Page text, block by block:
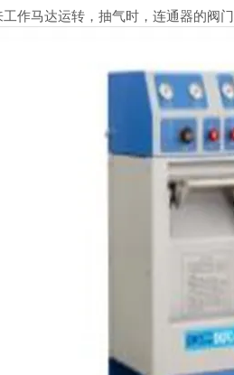
作马达运转，抽气时，连通器的阀门